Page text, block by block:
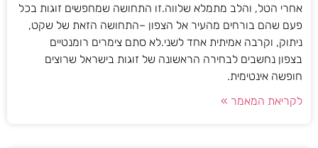
אחרי הטל, והלב מתמלא שלווה.זו התחושה שמחפשים זוגות בכל
פעם שהם בורחים מהעיר אל הצפון –התחושה הזאת של שקט,
ניתוק, וקרבה אמיתית אחד לשני.לא סתם צימרים רומנטיים
בצפון נחשבים לבחירה הראשונה של זוגות בישראל שרוצים
חופשה אינטימית.
לקריאת המאמר »